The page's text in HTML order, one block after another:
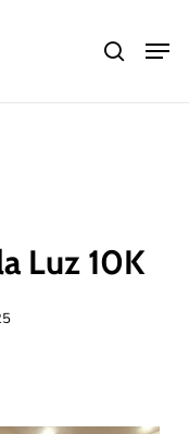
search
Luz 10K